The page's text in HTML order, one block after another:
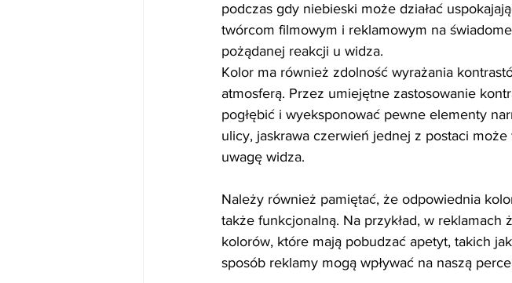
podczas gdy niebieski może działać
twórcom filmowym i reklamowym na
pożądanej reakcji u widza.
Kolor ma również zdolność wyrażania
atmosferą. Przez umiejętne zastosowanie
pogłębić i wyeksponować pewne elementy
ulicy, jaskrawa czerwień jednej z postaci
uwagę widza.
Należy również pamiętać, że odpowiednia
także funkcjonalną. Na przykład, w
kolorów, które mają pobudzać apetyt, takich
sposób reklamy mogą wpływać na naszą